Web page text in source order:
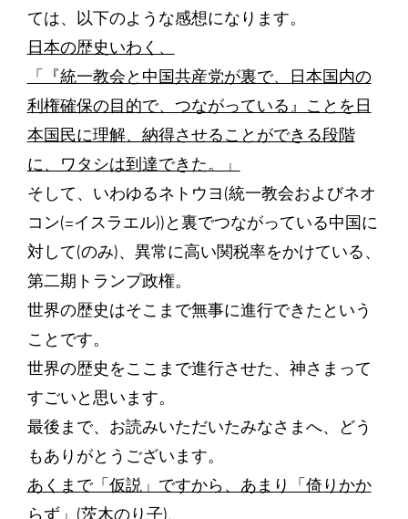
ては、以下のような感想になります。
日本の歴史いわく、
「『統一教会と中国共産党が裏で、日本国内の
利権確保の目的で、つながっている』ことを日
本国民に理解、納得させることができる段階
に、ワタシは到達できた。」
そして、いわゆるネトウヨ(統一教会およびネオ
コン(=イスラエル))と裏でつながっている中国に
対して(のみ)、異常に高い関税率をかけている、
第二期トランプ政権。
世界の歴史はそこまで無事に進行できたという
ことです。
世界の歴史をここまで進行させた、神さまって
すごいと思います。
最後まで、お読みいただいたみなさまへ、どう
もありがとうございます。
あくまで「仮説」ですから、あまり「倚りかか
らず」(茨木のり子)、